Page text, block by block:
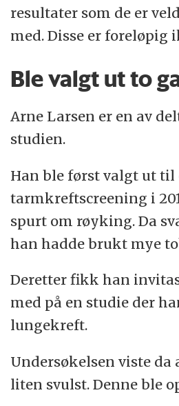
resultater som de er
med. Disse er foreløpig
Ble valgt ut to
Arne Larsen er en av
studien.
Han ble først valgt ut til
tarmkreftscreening i
spurt om røyking. Da
han hadde brukt mye
Deretter fikk han
med på en studie der
lungekreft.
Undersøkelsen viste da
liten svulst. Denne ble